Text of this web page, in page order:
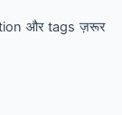
और tags ज़रूर